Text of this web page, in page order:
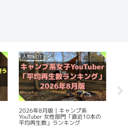
人物紹介
2026年8月版｜キャンプ系
YouTuber 女性部門「直近10本の
平均再生数」ランキング